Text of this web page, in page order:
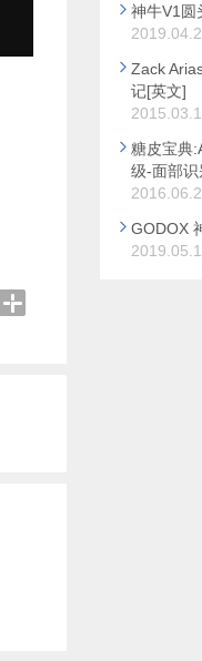
神牛V1圆
Zack
记[英文]
糖皮宝典
级-面部
GODOX